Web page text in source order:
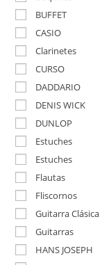
BUFFET
CASIO
Clarinetes
CURSO
DADDARIO
DENIS WICK
DUNLOP
Estuches
Estuches
Flautas
Fliscornos
Guitarra Clásica
Guitarras
HANS JOSEPH